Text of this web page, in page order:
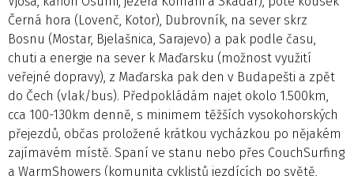
Černá hora (Lovenč, Kotor), Dubrovník, na sever skrz
Bosnu (Mostar, Bjelašnica, Sarajevo) a pak podle času,
chuti a energie na sever k Maďarsku (možnost využití
veřejné dopravy), z Maďarska pak den v Budapešti a zpět
do Čech (vlak/bus). Předpokládám najet okolo 1.500km,
cca 100-130km denně, s minimem těžších vysokohorských
přejezdů, občas proložené krátkou vycházkou po nějakém
zajímavém místě. Spaní ve stanu nebo přes CouchSurfing
a WarmShowers (komunita cyklistů jezdících po světě,